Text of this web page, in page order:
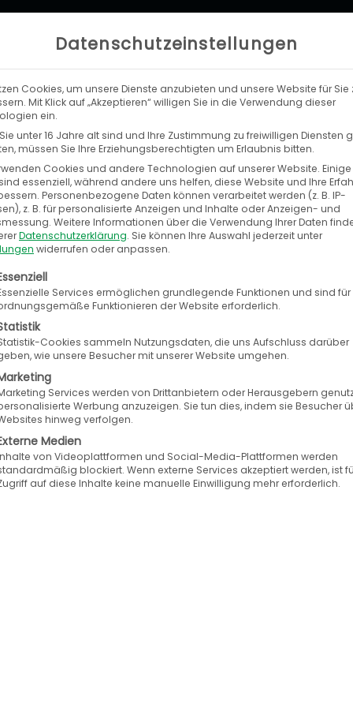
LEISTUNGEN UNTERNEHMEN
intelligente Suchfunktion für die
gesteigert werden!
des Business Creation Center Salzburg und
sie suchen? Damit ist jetzt Schluss: stop
Lösung für den Online-Handel mit besten
technologischen Raffinessen, um
GmbH
Datenschutzeinstellungen
Cookies, um unsere Dienste anzubieten und unsere Website für Sie
Mit Klick auf „Akzeptieren“ willigen Sie in die Verwendung dieser
ein.
unter 16 Jahre alt sind und Ihre Zustimmung zu freiwilligen Diensten
müssen Sie Ihre Erziehungsberechtigten um Erlaubnis bitten.
Cookies und andere Technologien auf unserer Website.
essenziell, während andere uns helfen, diese Website und Ihre
Personenbezogene Daten können verarbeitet werden (z. B. IP-
z. B. für personalisierte Anzeigen und Inhalte oder Anzeigen- und
Weitere Informationen über die Verwendung Ihrer Daten
Datenschutzerklärung. Sie können Ihre Auswahl jederzeit unter
widerrufen oder anpassen.
eine Liste der Service-Gruppen, für die eine
Services ermöglichen grundlegende Funktionen und sind
Funktionieren der Website erforderlich.
Cookies sammeln Nutzungsdaten, die uns Aufschluss darüber
wie unsere Besucher mit unserer Website umgehen.
Services werden von Drittanbietern oder Herausgebern
Werbung anzuzeigen. Sie tun dies, indem sie Besucher
hinweg verfolgen.
Medien
von Videoplattformen und Social-Media-Plattformen werden
blockiert. Wenn externe Services akzeptiert werden, ist
auf diese Inhalte keine manuelle Einwilligung mehr erforderlich.